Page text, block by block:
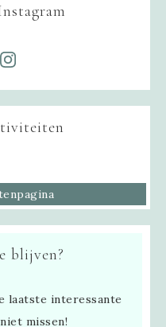
blijven?
laatste interessante
missen!